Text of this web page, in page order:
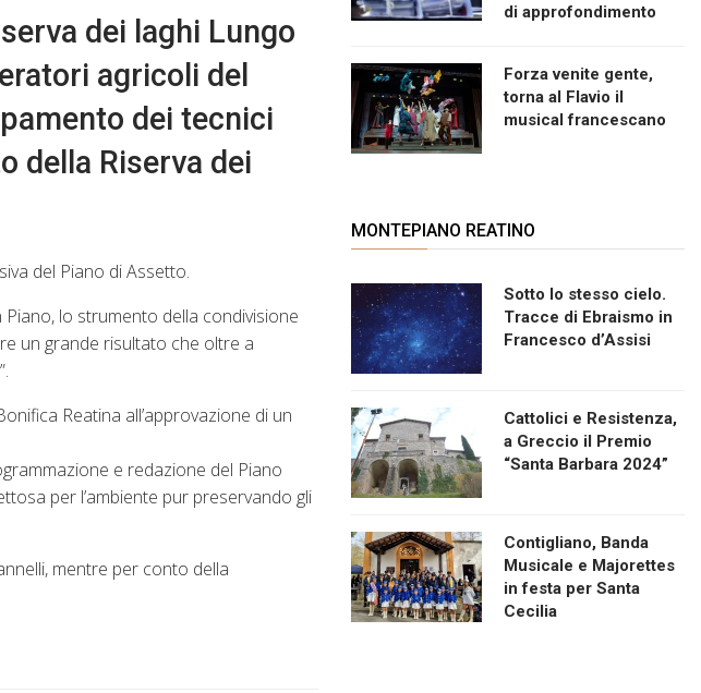
dei laghi Lungo
agricoli del
dei tecnici
della Riserva dei
del Piano di Assetto.
lo strumento della condivisione
un grande risultato che oltre a
Reatina all’approvazione di un
e redazione del Piano
per l’ambiente pur preservando gli
mentre per conto della
di approfondimento
Forza venite gente,
torna al Flavio il
musical francescano
MONTEPIANO REATINO
Sotto lo stesso cielo.
Tracce di Ebraismo in
Francesco d’Assisi
Cattolici e Resistenza,
a Greccio il Premio
“Santa Barbara 2024”
Contigliano, Banda
Musicale e Majorettes
in festa per Santa
Cecilia